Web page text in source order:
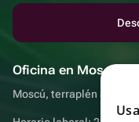
Oficina en Moscú
Moscú, terraplén